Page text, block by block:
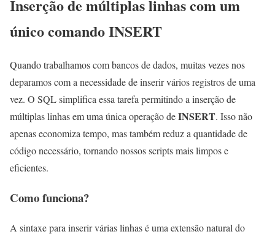
Inserção de múltiplas linhas com um
único comando INSERT
Quando trabalhamos com bancos de dados, muitas vezes nos
deparamos com a necessidade de inserir vários registros de uma
vez. O SQL simplifica essa tarefa permitindo a inserção de
múltiplas linhas em uma única operação deINSERT. Isso não
apenas economiza tempo, mas também reduz a quantidade de
código necessário, tornando nossos scripts mais limpos e
eficientes.
Como funciona?
A sintaxe para inserir várias linhas é uma extensão natural do